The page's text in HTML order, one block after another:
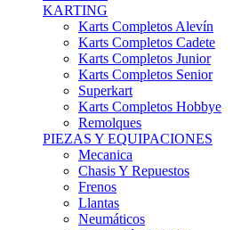
Karts Completos Alevín
Karts Completos Cadete
Karts Completos Junior
Karts Completos Senior
Superkart
Karts Completos Hobbye
Remolques
PIEZAS Y EQUIPACIONES
Mecanica
Chasis Y Repuestos
Frenos
Llantas
Neumáticos
Equipación Adultos